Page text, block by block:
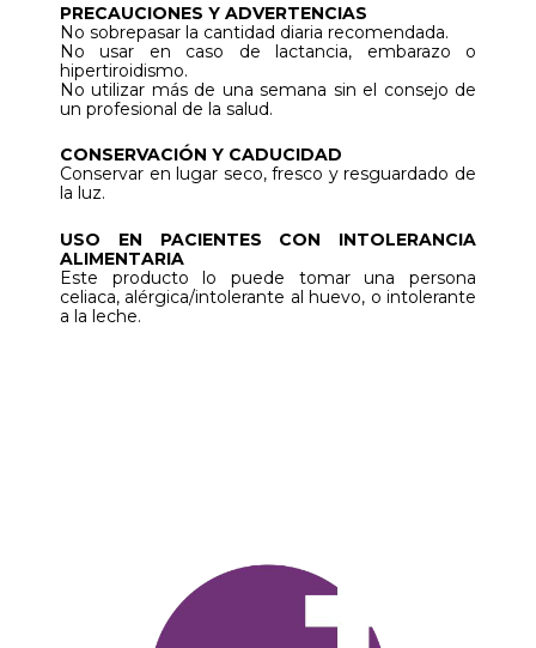
PRECAUCIONES Y ADVERTENCIAS
No sobrepasar la cantidad diaria recomendada.
No usar en caso de lactancia, embarazo o
hipertiroidismo.
No utilizar más de una semana sin el consejo de
un profesional de la salud.
CONSERVACIÓN Y CADUCIDAD
Conservar en lugar seco, fresco y resguardado de
la luz.
USO EN PACIENTES CON INTOLERANCIA
ALIMENTARIA
Este producto lo puede tomar una persona
celiaca, alérgica/intolerante al huevo, o intolerante
a la leche.